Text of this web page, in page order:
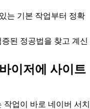
는 기본 작업부터 정확
된 정공법을 찾고 계신
이저에 사이트
업이 바로 네이버 서치